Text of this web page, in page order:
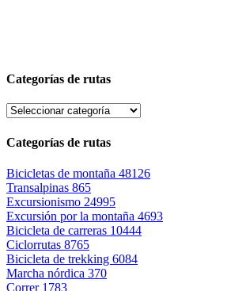
Categorías de rutas
Categorías de rutas
Bicicletas de montaña 48126
Transalpinas 865
Excursionismo 24995
Excursión por la montaña 4693
Bicicleta de carreras 10444
Ciclorrutas 8765
Bicicleta de trekking 6084
Marcha nórdica 370
Correr 1783